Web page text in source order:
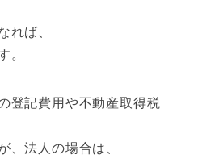
れば、
。
登記費用や不動産取得税
、法人の場合は、